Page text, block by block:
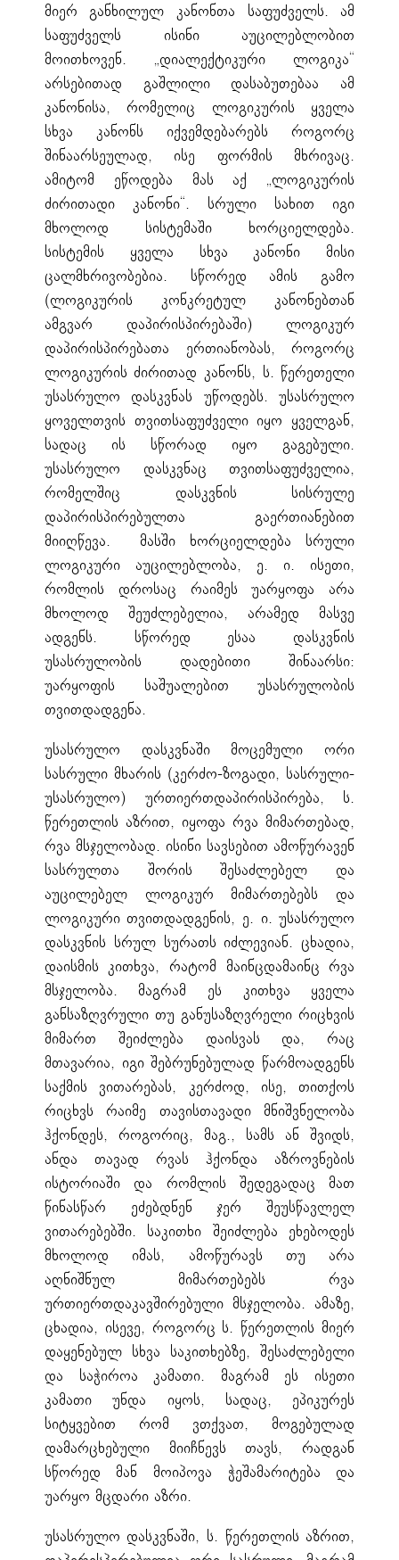
მიერ განხილულ კანონთა საფუძველს. ამ
საფუძველს ისინი აუცილებლობით
მოითხოვენ. „დიალექტიკური ლოგიკა“
არსებითად გაშლილი დასაბუთებაა ამ
კანონისა, რომელიც ლოგიკურის ყველა
სხვა კანონს იქვემდებარებს როგორც
შინაარსეულად, ისე ფორმის მხრივაც.
ამიტომ ეწოდება მას აქ „ლოგიკურის
ძირითადი კანონი“. სრული სახით იგი
მხოლოდ სისტემაში ხორციელდება.
სისტემის ყველა სხვა კანონი მისი
ცალმხრივობებია. სწორედ ამის გამო
(ლოგიკურის კონკრეტულ კანონებთან
ამგვარ დაპირისპირებაში) ლოგიკურ
დაპირისპირებათა ერთიანობას, როგორც
ლოგიკურის ძირითად კანონს, ს. წერეთელი
უსასრულო დასკვნას უწოდებს. უსასრულო
ყოველთვის თვითსაფუძველი იყო ყველგან,
სადაც ის სწორად იყო გაგებული.
უსასრულო დასკვნაც თვითსაფუძველია,
რომელშიც დასკვნის სისრულე
დაპირისპირებულთა გაერთიანებით
მიიღწევა. მასში ხორციელდება სრული
ლოგიკური აუცილებლობა, ე. ი. ისეთი,
რომლის დროსაც რაიმეს უარყოფა არა
მხოლოდ შეუძლებელია, არამედ მასვე
ადგენს. სწორედ ესაა დასკვნის
უსასრულობის დადებითი შინაარსი:
უარყოფის საშუალებით უსასრულობის
თვითდადგენა.
უსასრულო დასკვნაში მოცემული ორი
სასრული მხარის (კერძო-ზოგადი, სასრული-
უსასრულო) ურთიერთდაპირისპირება, ს.
წერეთლის აზრით, იყოფა რვა მიმართებად,
რვა მსჯელობად. ისინი სავსებით ამოწურავენ
სასრულთა შორის შესაძლებელ და
აუცილებელ ლოგიკურ მიმართებებს და
ლოგიკური თვითდადგენის, ე. ი. უსასრულო
დასკვნის სრულ სურათს იძლევიან. ცხადია,
დაისმის კითხვა, რატომ მაინცდამაინც რვა
მსჯელობა. მაგრამ ეს კითხვა ყველა
განსაზღვრული თუ განუსაზღვრელი რიცხვის
მიმართ შეიძლება დაისვას და, რაც
მთავარია, იგი შებრუნებულად წარმოადგენს
საქმის ვითარებას, კერძოდ, ისე, თითქოს
რიცხვს რაიმე თავისთავადი მნიშვნელობა
ჰქონდეს, როგორიც, მაგ., სამს ან შვიდს,
ანდა თავად რვას ჰქონდა აზროვნების
ისტორიაში და რომლის შედეგადაც მათ
წინასწარ ეძებდნენ ჯერ შეუსწავლელ
ვითარებებში. საკითხი შეიძლება ეხებოდეს
მხოლოდ იმას, ამოწურავს თუ არა
აღნიშნულ მიმართებებს რვა
ურთიერთდაკავშირებული მსჯელობა. ამაზე,
ცხადია, ისევე, როგორც ს. წერეთლის მიერ
დაყენებულ სხვა საკითხებზე, შესაძლებელი
და საჭიროა კამათი. მაგრამ ეს ისეთი
კამათი უნდა იყოს, სადაც, ეპიკურეს
სიტყვებით რომ ვთქვათ, მოგებულად
დამარცხებული მიიჩნევს თავს, რადგან
სწორედ მან მოიპოვა ჭეშამარიტება და
უარყო მცდარი აზრი.
უსასრულო დასკვნაში, ს. წერეთლის აზრით,